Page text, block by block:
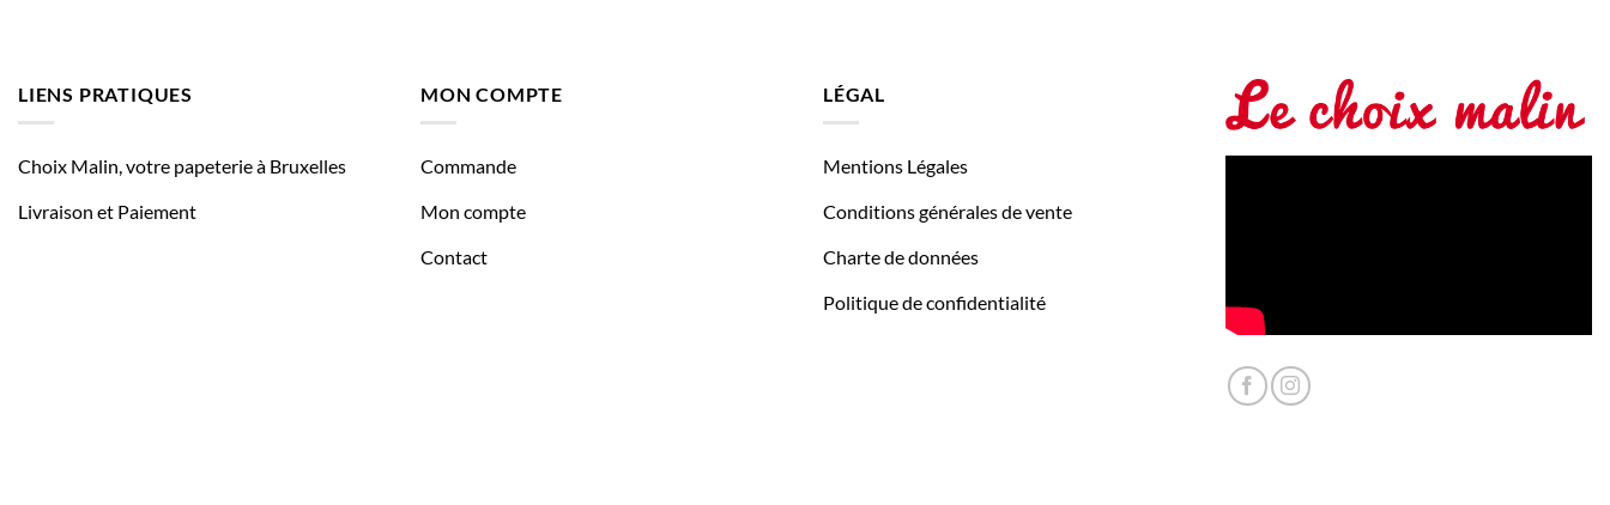
LIENS PRATIQUES
Choix Malin, votre papeterie à Bruxelles
Livraison et Paiement
MON COMPTE
Commande
Mon compte
Contact
LÉGAL
Mentions Légales
Conditions générales de vente
Charte de données
Politique de confidentialité